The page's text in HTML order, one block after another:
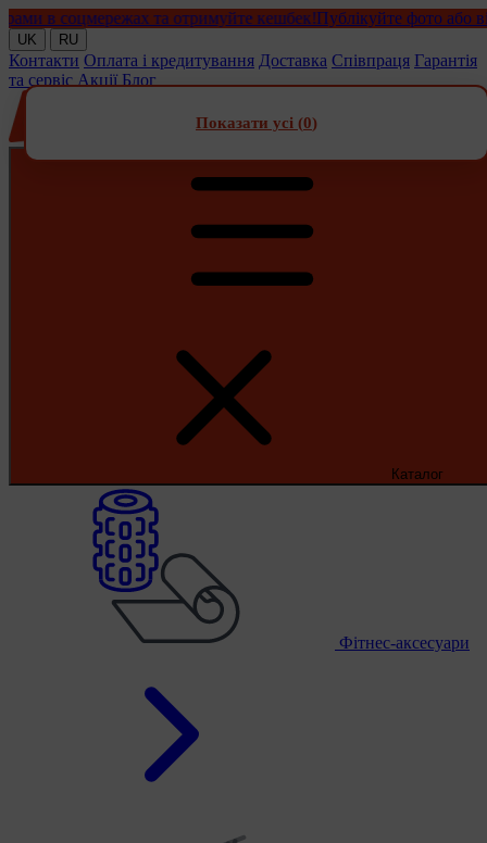
соцмережах та отримуйте кешбек!Публікуйте фото або
UK RU
Контакти Оплата і кредитування Доставка Співпраця Гарантія
та сервіс Акції Блог
Каталог
Фітнес-аксесуари
Показати усі (0)